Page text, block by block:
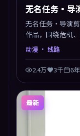
无名任务·导
无名任务·导演
作品，围绕危机
凑，值得推荐观看
动漫 · 线路
2.4万 3千 6
最新